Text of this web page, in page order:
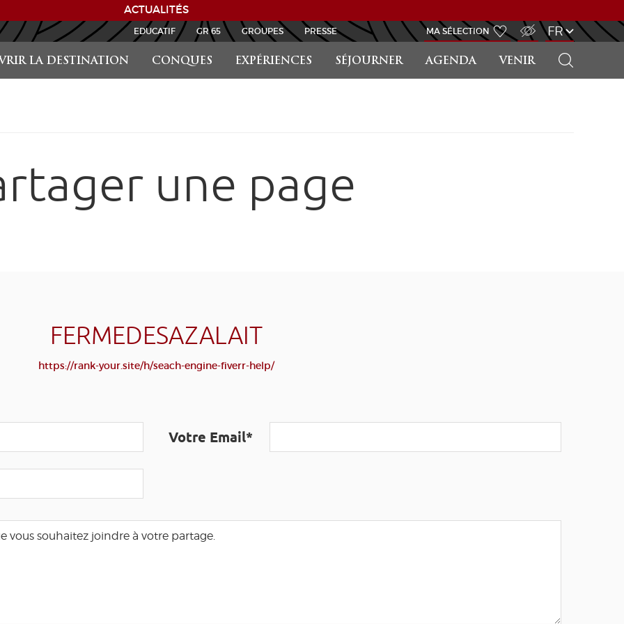
ACTUALITÉS
LA DESTINATION CONQUES EXPÉRIENCES SÉJOURNER AGENDA VENIR
EDUCATIF GR 65 GROUPES PRESSE MA SÉLECTION FR
une page
FERMEDESAZALAIT
https://rank-your.site/h/seach-engine-fiverr-help/
Votre Email*